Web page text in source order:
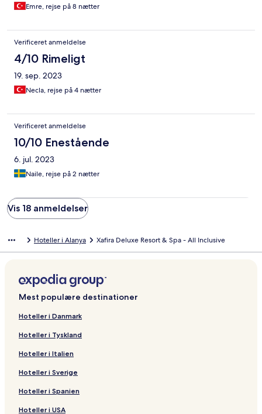
Emre, rejse på 8 nætter
Verificeret anmeldelse
4/10 Rimeligt
19. sep. 2023
Necla, rejse på 4 nætter
Verificeret anmeldelse
10/10 Enestående
6. jul. 2023
Naile, rejse på 2 nætter
Vis 18 anmeldelser
Hoteller i Alanya Xafira Deluxe Resort & Spa - All Inclusive
Mest populære destinationer
Hoteller i Danmark
Hoteller i Tyskland
Hoteller i Italien
Hoteller i Sverige
Hoteller i Spanien
Hoteller i USA